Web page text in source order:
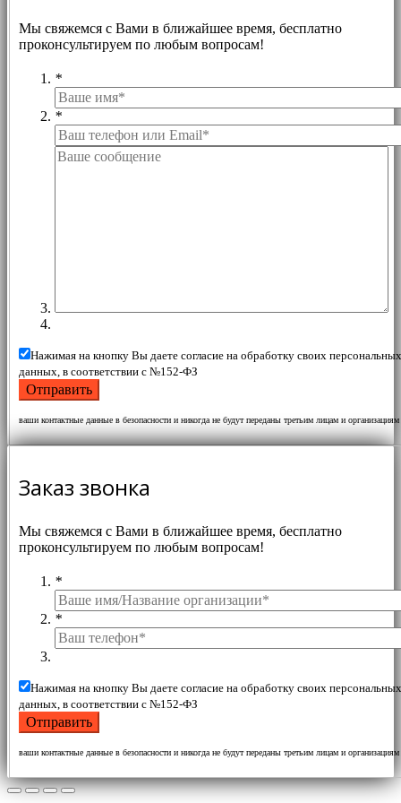
Мы свяжемся с Вами в ближайшее время, бесплатно
проконсультируем по любым вопросам!
*
*
Нажимая на кнопку Вы даете согласие на обработку своих персональных
данных, в соответствии с №152-ФЗ
ваши контактные данные в безопасности и никогда не будут переданы третьим лицам и организациям
Заказ звонка
Мы свяжемся с Вами в ближайшее время, бесплатно
проконсультируем по любым вопросам!
*
*
Нажимая на кнопку Вы даете согласие на обработку своих персональных
данных, в соответствии с №152-ФЗ
ваши контактные данные в безопасности и никогда не будут переданы третьим лицам и организациям